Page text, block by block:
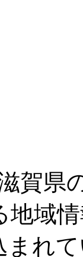
賀県
地域
まれ